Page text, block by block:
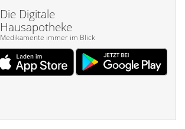
Die Digitale
Hausapotheke
Medikamente immer im Blick